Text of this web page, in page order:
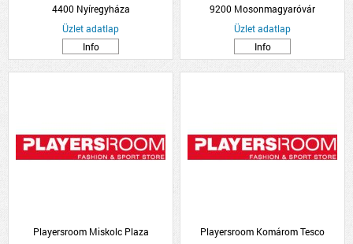
4400 Nyíregyháza
Üzlet adatlap
Info
9200 Mosonmagyaróvár
Üzlet adatlap
Info
Playersroom Miskolc Plaza Playersroom Komárom Tesco